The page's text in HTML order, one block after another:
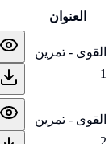
العنوان
القوى - تمرين
1
القوى - تمرين
2